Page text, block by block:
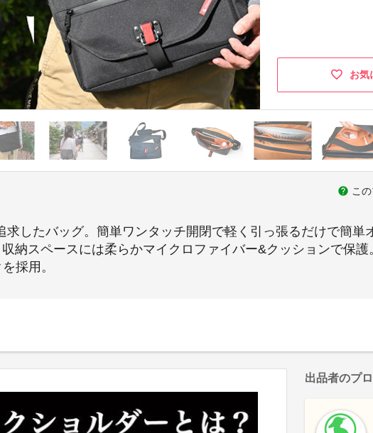
お気
help こ
したバッグ。簡単ワンタッチ開閉で軽く引っ張るだけで簡単
納スペースには柔らかマイクロファイバー&クッションで保
採用。
出品者のプ